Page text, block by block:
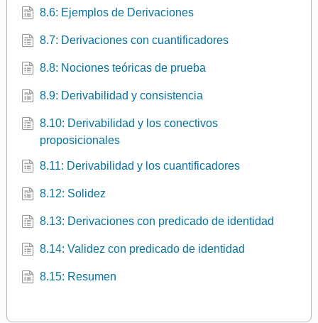
8.6: Ejemplos de Derivaciones
8.7: Derivaciones con cuantificadores
8.8: Nociones teóricas de prueba
8.9: Derivabilidad y consistencia
8.10: Derivabilidad y los conectivos
proposicionales
8.11: Derivabilidad y los cuantificadores
8.12: Solidez
8.13: Derivaciones con predicado de identidad
8.14: Validez con predicado de identidad
8.15: Resumen